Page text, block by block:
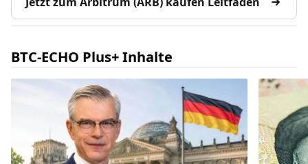
BTC-ECHO Plus+ Inhalte